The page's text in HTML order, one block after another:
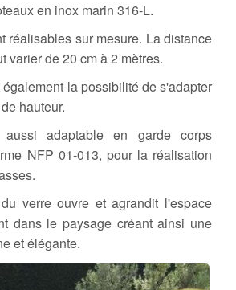
en inox marin 316-L.
réalisables sur mesure. La distance
varier de 20 cm à 2 mètres.
la possibilité de s'adapter
hauteur.
adaptable en garde corps
NFP 01-013, pour la réalisation
verre ouvre et agrandit l'espace
dans le paysage créant ainsi une
et élégante.